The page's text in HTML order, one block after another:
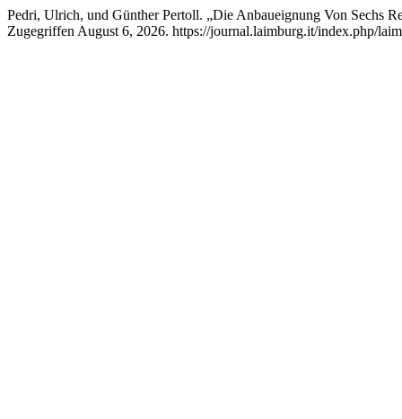
Pedri, Ulrich, und Günther Pertoll. „Die Anbaueignung Von Sechs
Zugegriffen August 6, 2026. https://journal.laimburg.it/index.php/